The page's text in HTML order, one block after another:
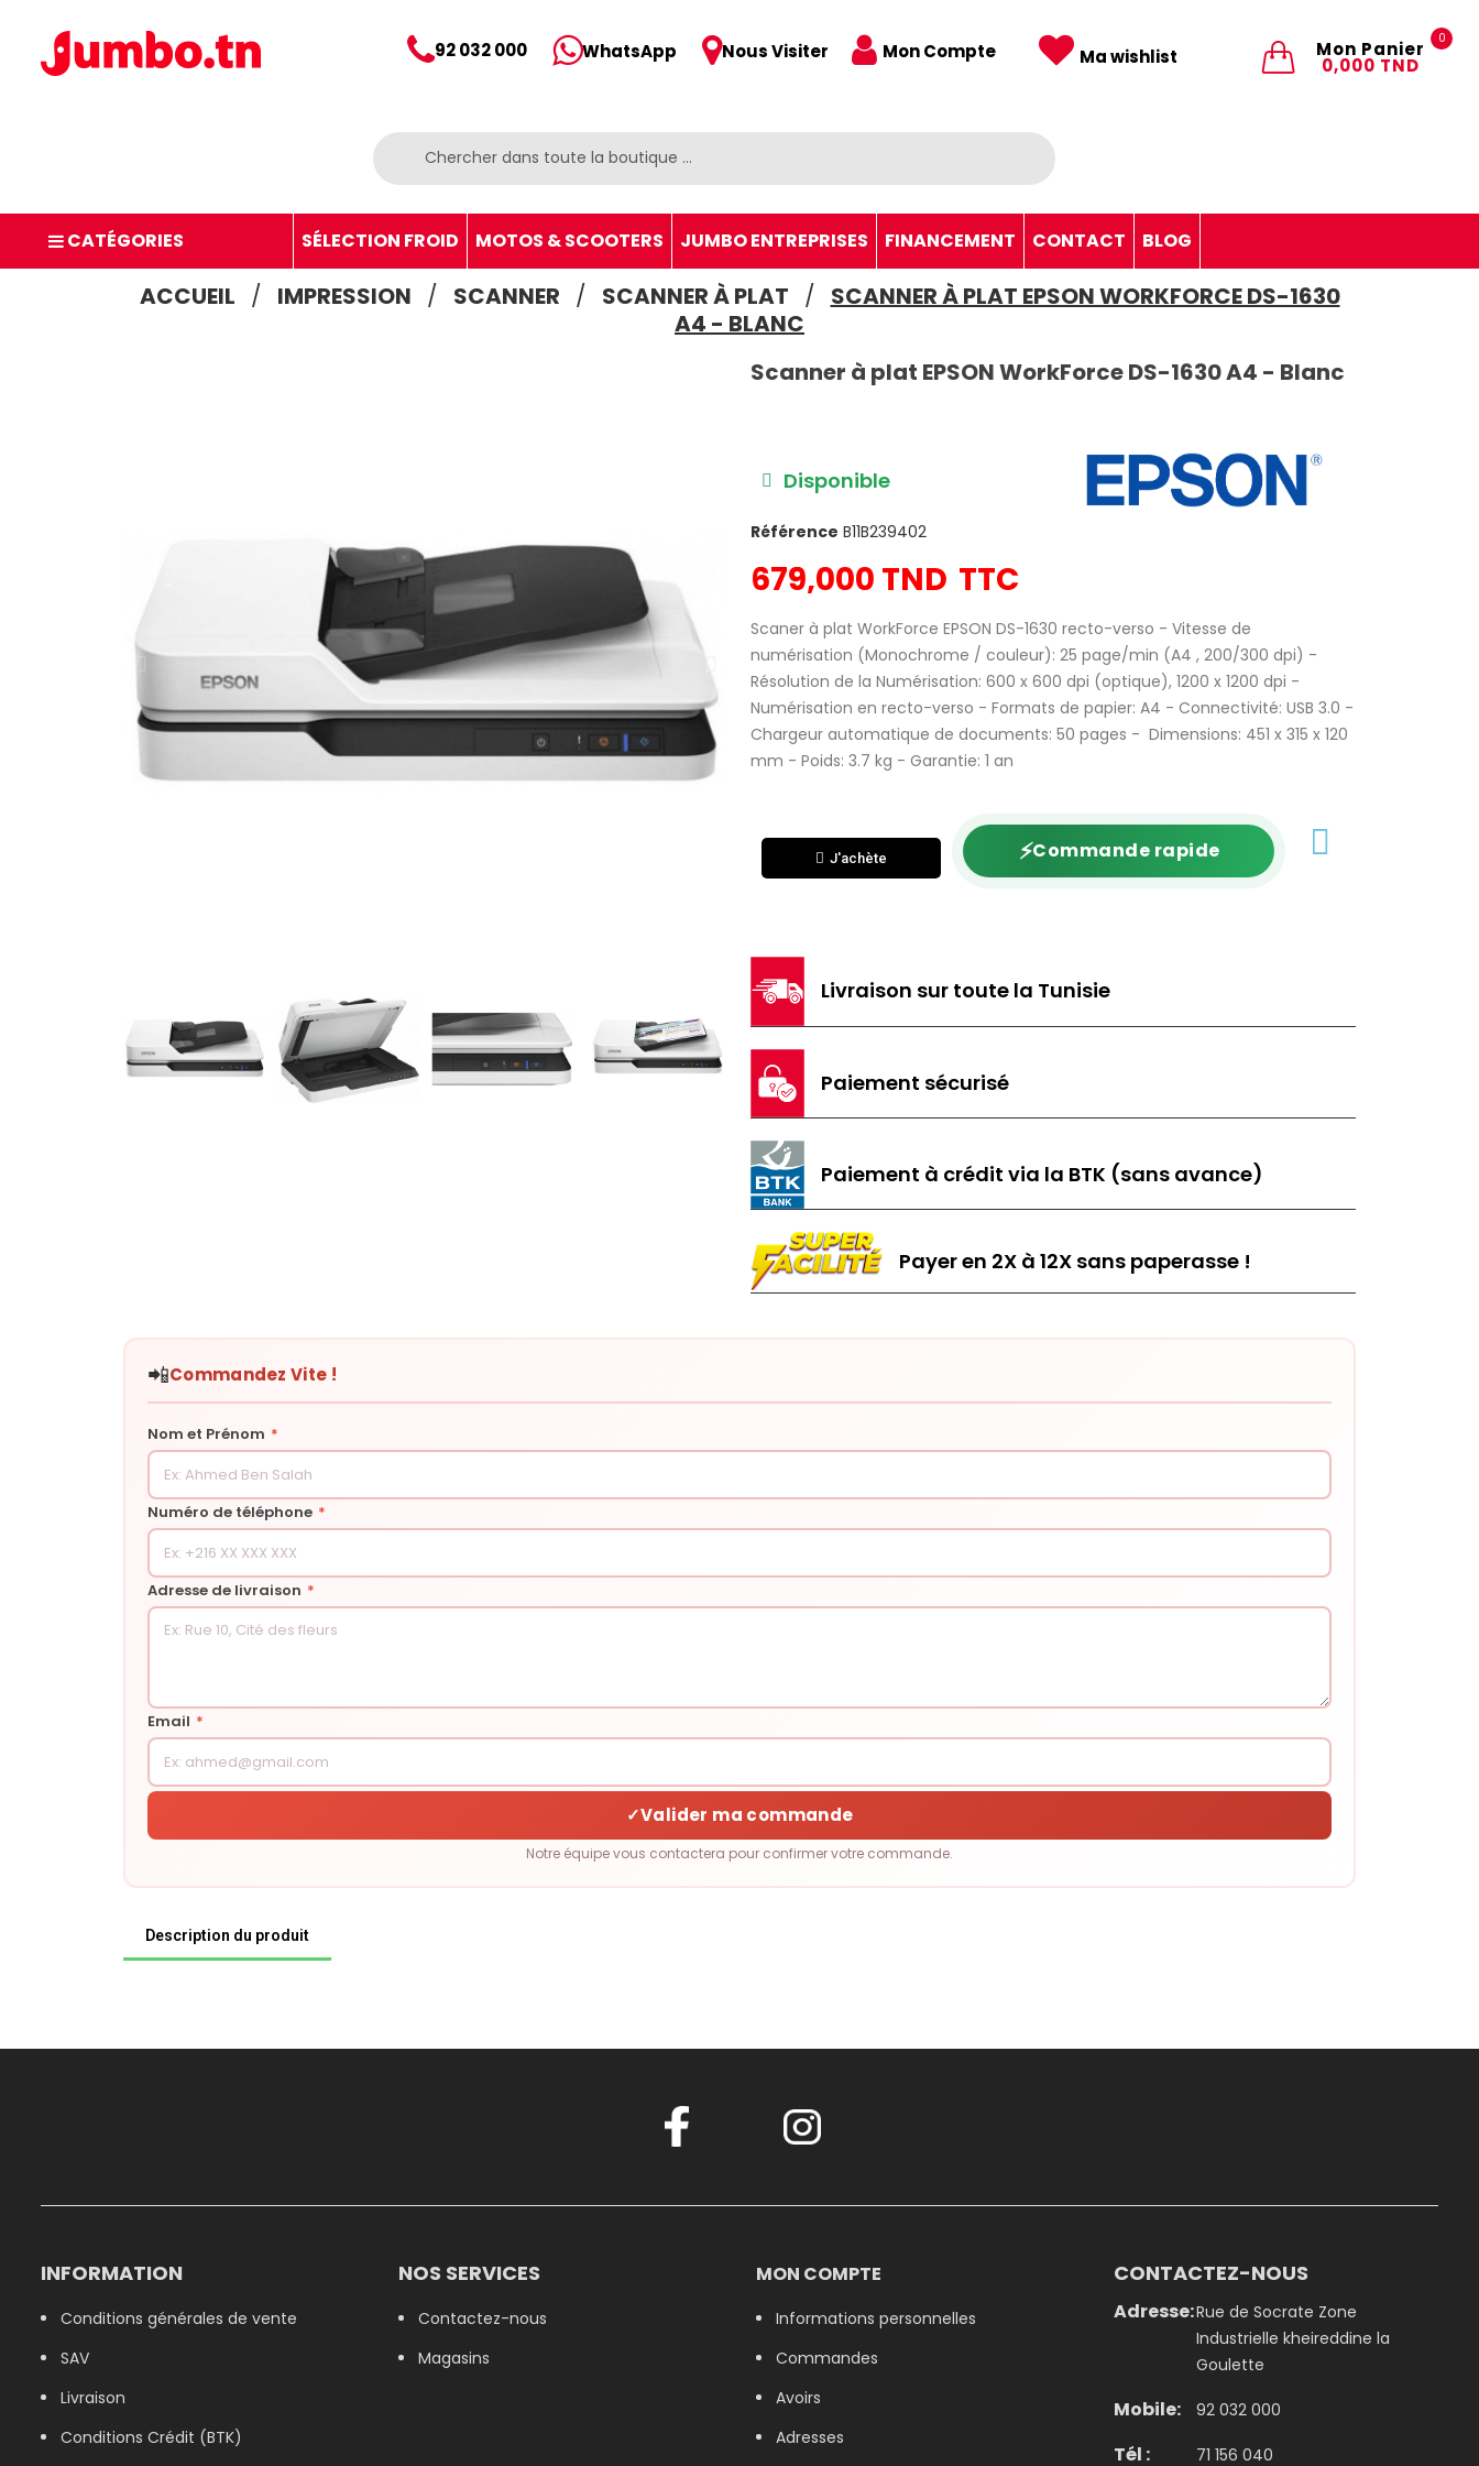
92 032 000 WhatsApp Nous Visiter
0
Mon Panier
0,000 TND
Mon Compte Ma wishlist
CATÉGORIES SÉLECTION FROID MOTOS & SCOOTERS JUMBO ENTREPRISES FINANCEMENT CONTACT BLOG
ACCUEIL IMPRESSION SCANNER SCANNER À PLAT
SCANNER À PLAT EPSON WORKFORCE DS-1630
A4 - BLANC
Scanner à plat EPSON WorkForce DS-1630 A4 - Blanc
Disponible
Référence B11B239402
679,000 TND TTC
Scaner à plat WorkForce EPSON DS-1630 recto-verso - Vitesse de
numérisation (Monochrome / couleur): 25 page/min (A4 , 200/300 dpi) -
Résolution de la Numérisation: 600 x 600 dpi (optique), 1200 x 1200 dpi -
Numérisation en recto-verso - Formats de papier: A4 - Connectivité: USB 3.0 -
Chargeur automatique de documents: 50 pages - Dimensions: 451‎ x 315 x 120
mm - Poids: 3.7 kg - Garantie: 1 an
J'achète ⚡Commande rapide
Livraison sur toute la Tunisie
Paiement sécurisé
Paiement à crédit via la BTK (sans avance)
Payer en 2X à 12X sans paperasse !
📲Commandez Vite !
Nom et Prénom *
Numéro de téléphone *
Adresse de livraison *
Email *
✓Valider ma commande
Notre équipe vous contactera pour confirmer votre commande.
Description du produit
INFORMATION
Conditions générales de vente
SAV
Livraison
Conditions Crédit (BTK)
NOS SERVICES
Contactez-nous
Magasins
MON COMPTE
Informations personnelles
Commandes
Avoirs
Adresses
CONTACTEZ-NOUS
Adresse:Rue de Socrate Zone
Industrielle kheireddine la
Goulette
Mobile: 92 032 000
Tél : 71 156 040